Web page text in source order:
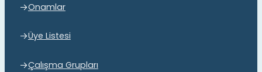
Onamlar
Üye Listesi
Çalışma Grupları